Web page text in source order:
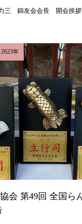
三 錦友会会長 開会挨
2023年
会 第49回 全国ら